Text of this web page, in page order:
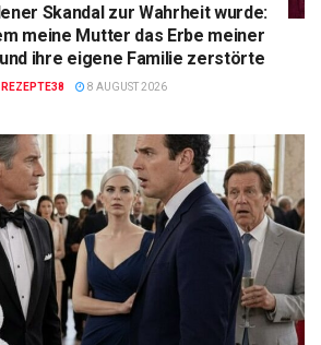
Skandal zur Wahrheit wurde:
meine Mutter das Erbe meiner
ihre eigene Familie zerstörte
REZEPTE38 8 AUGUST 2026